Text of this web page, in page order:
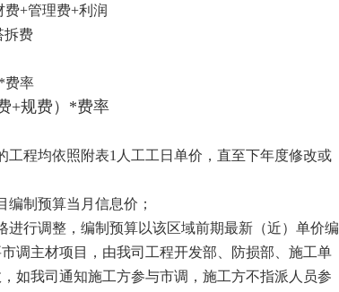
费+管理费+利润
拆费
*费率
+规费）*费率
工程均依照附表1 人工工日单价，直至下年度修改或
编制预算当月信息价；
进行调整，编制预算以该区域前期最新（近）单价编
调主材项目，由我司工程开发部、防损部、施工单
如我司通知施工方参与市调，施工方不指派人员参